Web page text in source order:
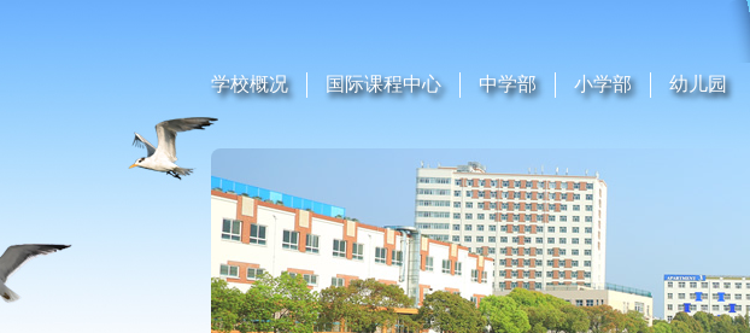
学校概况 国际课程中心 中学部 小学部 幼儿园